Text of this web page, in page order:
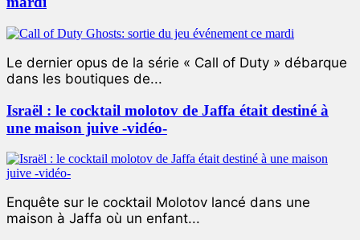
Le dernier opus de la série « Call of Duty » débarque
dans les boutiques de...
Israël : le cocktail molotov de Jaffa était destiné à
une maison juive -vidéo-
Enquête sur le cocktail Molotov lancé dans une
maison à Jaffa où un enfant...